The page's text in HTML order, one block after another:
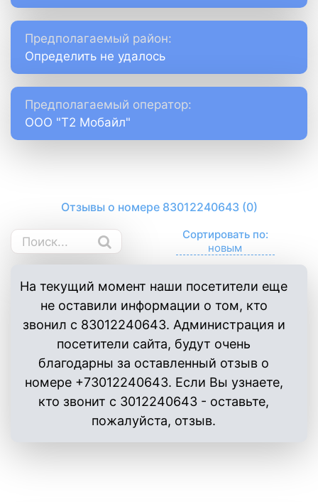
Предполагаемый район:
Определить не удалось
Предполагаемый оператор:
ООО "Т2 Мобайл"
Отзывы о номере 83012240643 (0)
Сортировать по:
На текущий момент наши посетители еще
не оставили информации о том, кто
звонил с 83012240643. Администрация и
посетители сайта, будут очень
благодарны за оставленный отзыв о
номере +73012240643. Если Вы узнаете,
кто звонит с 3012240643 - оставьте,
пожалуйста, отзыв.